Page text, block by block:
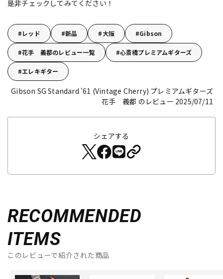
是非チェックしてみてください！
レッド 新品 大阪 Gibson
花手 義都のレビュー一覧 心斎橋プレミアムギターズ
エレキギター
Gibson SG Standard '61 (Vintage Cherry) プレミアムギターズ
花手 義都 のレビュー 2025/07/11
シェアする
RECOMMENDED
ITEMS
このレビューで紹介された商品